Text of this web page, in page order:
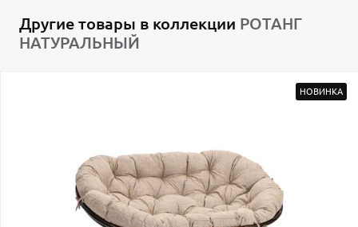
Другие товары в коллекции РОТАНГ
НАТУРАЛЬНЫЙ
НОВИНКА